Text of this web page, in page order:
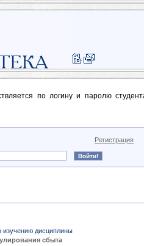
по логину и паролю
Регистрация
изучению дисциплины
сбыта